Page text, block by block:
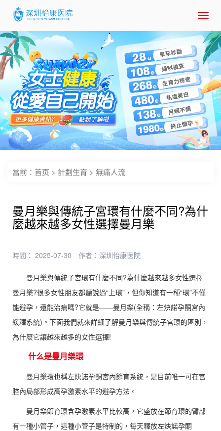
當前： 首页 > 計劃生育 > 無痛人流
曼月樂與傳統子宮環有什麼不同?為什
麼越來越多女性選擇曼月樂
時間： 2025-07-30 作者： 深圳怡康医院
曼月樂與傳統子宮環有什麼不同?為什麼越來越多女性選擇
曼月樂?很多女性朋友都聽說過“上環”，但你知道有一種“環”不僅
能避孕，還能治病嗎?它就是——曼月樂(全稱：左炔諾孕酮宮內
緩釋系統)。下面我們就來詳細了解曼月樂與傳統子宮環的區別，
為什麼它讓越來越多的女性選擇!
什么是曼月樂環
曼月樂環也稱左炔諾孕酮宮內節育系統，是目前唯一可在宮
腔內局部形成高孕激素水平的避孕方法。
曼月樂節育環含孕激素水平比較高，它盛放在節育環的臂部
有一種小管子，這種小管子是特制的，每天釋放左炔諾孕酮